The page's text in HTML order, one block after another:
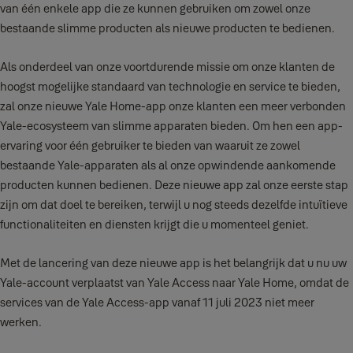
van één enkele app die ze kunnen gebruiken om zowel onze
bestaande slimme producten als nieuwe producten te bedienen.
Als onderdeel van onze voortdurende missie om onze klanten de
hoogst mogelijke standaard van technologie en service te bieden,
zal onze nieuwe Yale Home-app onze klanten een meer verbonden
Yale-ecosysteem van slimme apparaten bieden. Om hen een app-
ervaring voor één gebruiker te bieden van waaruit ze zowel
bestaande Yale-apparaten als al onze opwindende aankomende
producten kunnen bedienen. Deze nieuwe app zal onze eerste stap
zijn om dat doel te bereiken, terwijl u nog steeds dezelfde intuïtieve
functionaliteiten en diensten krijgt die u momenteel geniet.
Met de lancering van deze nieuwe app is het belangrijk dat u nu uw
Yale-account verplaatst van Yale Access naar Yale Home, omdat de
services van de Yale Access-app vanaf 11 juli 2023 niet meer
werken.